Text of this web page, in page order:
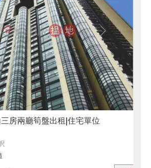
房兩廳筍盤出租|住宅單位